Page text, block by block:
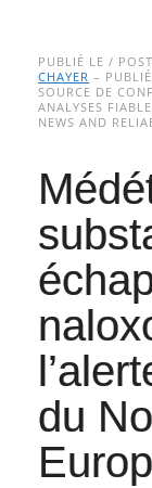
Main
to
content
PUBLIÉ LE /
CHAYER –
SOURCE DE
ANALYSES
NEWS AND
du